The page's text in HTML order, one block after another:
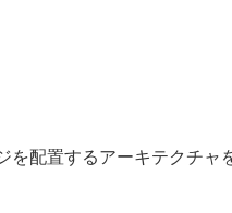
を配置するアーキテクチャ